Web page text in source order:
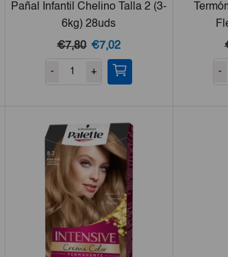
Pañal Infantil Chelino Talla 2 (3-
6kg) 28uds
€7,80 El
precio
original
€7,02El
precio
actual
- + -